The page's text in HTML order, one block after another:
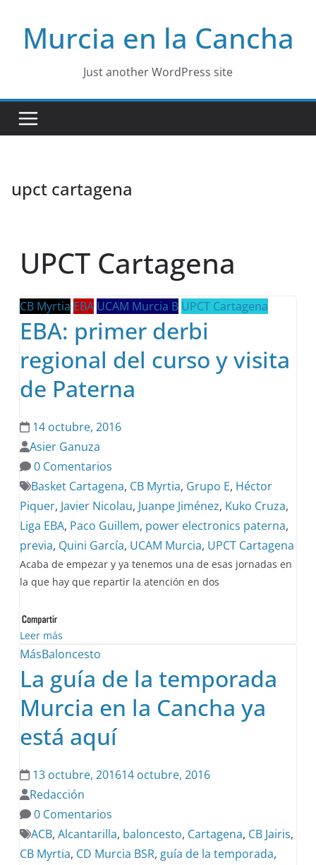
contentMurcia en la Cancha
Just another WordPress site
upct cartagena
UPCT Cartagena
CB Myrtia EBA UCAM Murcia B UPCT Cartagena
EBA: primer derbi
regional del curso y visita
de Paterna
14 octubre, 2016
Asier Ganuza
0 Comentarios
Basket Cartagena, CB Myrtia, Grupo E, Héctor
Piquer, Javier Nicolau, Juanpe Jiménez, Kuko Cruza,
Liga EBA, Paco Guillem, power electronics paterna,
previa, Quini García, UCAM Murcia, UPCT Cartagena
Acaba de empezar y ya tenemos una de esas jornadas en
la que hay que repartir la atención en dos
Leer más
MásBaloncesto
La guía de la temporada
Murcia en la Cancha ya
está aquí
13 octubre, 201614 octubre, 2016
Redacción
0 Comentarios
ACB,Alcantarilla, baloncesto, Cartagena, CB Jairis,
CB Myrtia, CD Murcia BSR, guía de la temporada,